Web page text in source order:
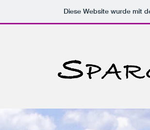
Diese Website wurde mit
S